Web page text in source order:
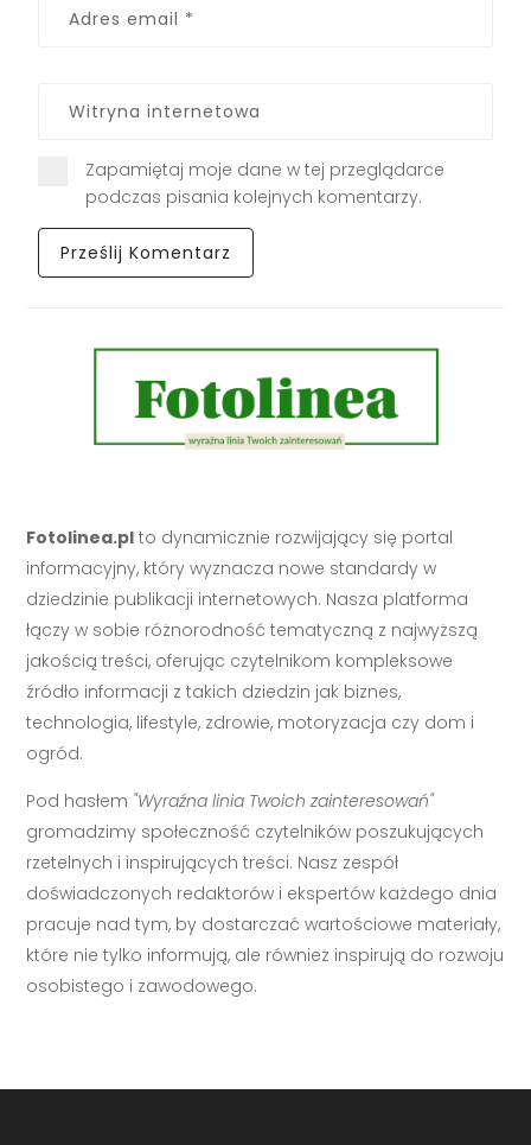
Zapamiętaj moje dane w tej przeglądarce
podczas pisania kolejnych komentarzy.
Fotolinea.pl to dynamicznie rozwijający się portal
informacyjny, który wyznacza nowe standardy w
dziedzinie publikacji internetowych. Nasza platforma
łączy w sobie różnorodność tematyczną z najwyższą
jakością treści, oferując czytelnikom kompleksowe
źródło informacji z takich dziedzin jak biznes,
technologia, lifestyle, zdrowie, motoryzacja czy dom i
ogród.
Pod hasłem "Wyraźna linia Twoich zainteresowań"
gromadzimy społeczność czytelników poszukujących
rzetelnych i inspirujących treści. Nasz zespół
doświadczonych redaktorów i ekspertów każdego dnia
pracuje nad tym, by dostarczać wartościowe materiały,
które nie tylko informują, ale również inspirują do rozwoju
osobistego i zawodowego.